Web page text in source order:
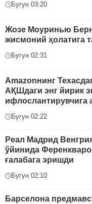
Бугун 03:20
Жозе Моуринью
жисмоний ҳолатига
Бугун 02:31
Amazonнинг
АҚШдаги энг йирик
Бугун 02:22
Реал Мадрид
ўйинида
ғалабага эришди
Бугун 02:10
Барселона